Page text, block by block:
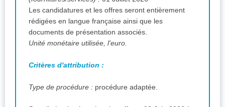
Les candidatures et les offres seront entièrement
rédigées en langue française ainsi que les
documents de présentation associés.
Unité monétaire utilisée, l'euro.
Critères d'attribution :
Type de procédure : procédure adaptée.